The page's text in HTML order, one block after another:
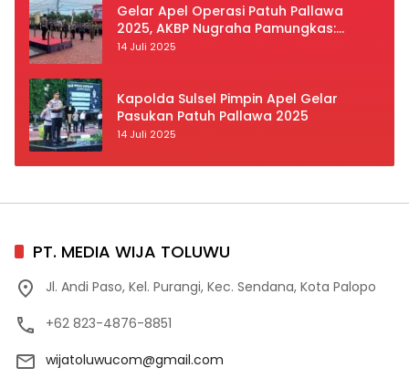
Gelar Apel Operasi Patuh Pallawa
2025, AKBP Nugraha Pamungkas:
Kedisiplinan dan Keselamatan Jadi
14 Juli 2025
Kapolda Sulsel Pimpin Apel Gelar
Pasukan Patuh Pallawa 2025
14 Juli 2025
PT. MEDIA WIJA TOLUWU
Jl. Andi Paso, Kel. Purangi, Kec. Sendana, Kota Palopo
+62 823-4876-8851
wijatoluwucom@gmail.com